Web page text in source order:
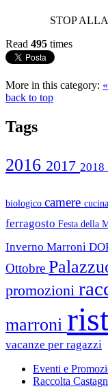
STOP
Read 495 times
More in this category:
back to top
Tags
2016 2017 2018
biologico camere cucina
ferragosto Festa della
Inverno Marroni
Ottobre
promozioni
marroni
vacanze per ragazzi
Eventi e
Raccolta